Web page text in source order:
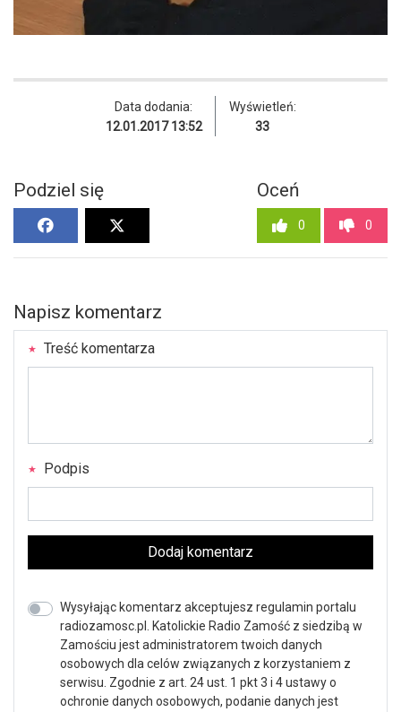
Data dodania:
12.01.2017 13:52
Wyświetleń:
33
Podziel się Oceń
0 0
Napisz komentarz
Treść komentarza
Podpis
Dodaj komentarz
Wysyłając komentarz akceptujesz regulamin portalu
radiozamosc.pl. Katolickie Radio Zamość z siedzibą w
Zamościu jest administratorem twoich danych
osobowych dla celów związanych z korzystaniem z
serwisu. Zgodnie z art. 24 ust. 1 pkt 3 i 4 ustawy o
ochronie danych osobowych, podanie danych jest